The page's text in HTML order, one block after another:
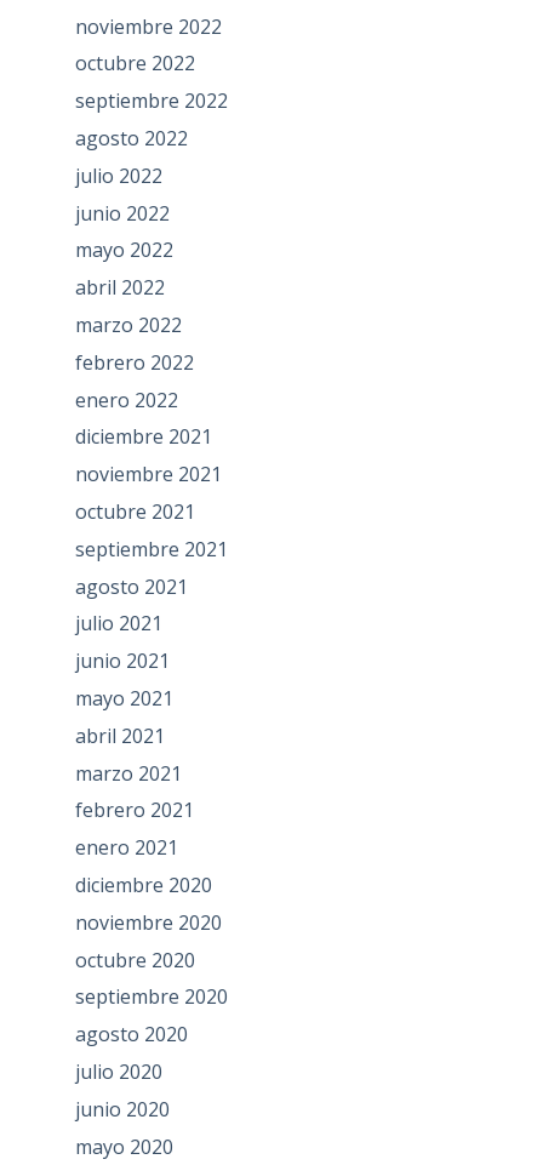
noviembre 2022
octubre 2022
septiembre 2022
agosto 2022
julio 2022
junio 2022
mayo 2022
abril 2022
marzo 2022
febrero 2022
enero 2022
diciembre 2021
noviembre 2021
octubre 2021
septiembre 2021
agosto 2021
julio 2021
junio 2021
mayo 2021
abril 2021
marzo 2021
febrero 2021
enero 2021
diciembre 2020
noviembre 2020
octubre 2020
septiembre 2020
agosto 2020
julio 2020
junio 2020
mayo 2020